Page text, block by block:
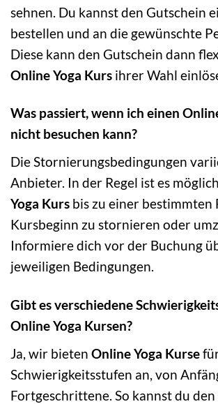
sehnen. Du kannst den Gutschein
bestellen und an die gewünschte
Diese kann den Gutschein dann
Online Yoga Kurs ihrer Wahl
Was passiert, wenn ich einen
nicht besuchen kann?
Die Stornierungsbedingungen
Anbieter. In der Regel ist es
Yoga Kurs bis zu einer bestimmten
Kursbeginn zu stornieren oder
Informiere dich vor der Buchung
jeweiligen Bedingungen.
Gibt es verschiedene
Online Yoga Kursen?
Ja, wir bieten Online Yoga Kurse
Schwierigkeitsstufen an, von
Fortgeschrittene. So kannst du